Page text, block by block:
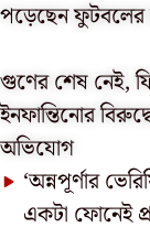
পড়েছেন
গুণের শেষ নেই,
ইনফান্তিনোর
অভিযোগ
‘অন্নপূর্ণার
একটা ফোনেই